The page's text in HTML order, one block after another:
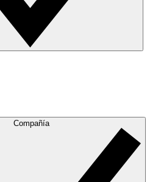
Compañía